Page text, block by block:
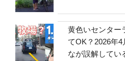
黄色いセンター
てOK？2026年
なが誤解してい